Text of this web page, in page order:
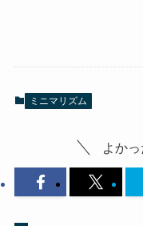
ミニマリズム
よか